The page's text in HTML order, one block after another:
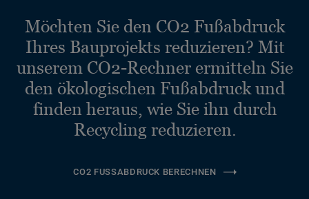
Möchten Sie den CO2 Fußabdruck
Ihres Bauprojekts reduzieren? Mit
unserem CO2-Rechner ermitteln Sie
den ökologischen Fußabdruck und
finden heraus, wie Sie ihn durch
Recycling reduzieren.
CO2 FUSSABDRUCK BERECHNEN